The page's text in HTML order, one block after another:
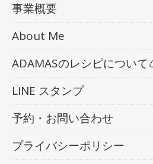
事業概要
About Me
ADAMASのレシピについて
LINE スタンプ
予約・お問い合わせ
プライバシーポリシー